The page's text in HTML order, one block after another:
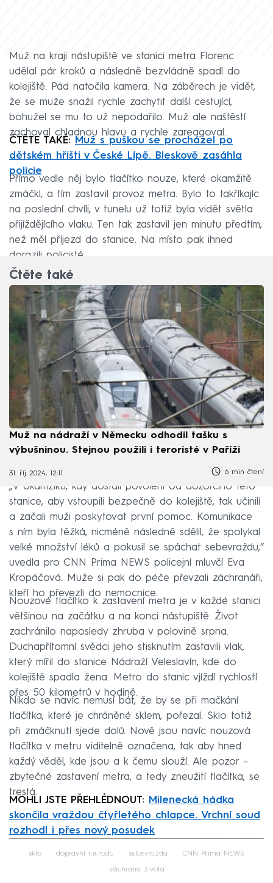
Muž na kraji nástupiště ve stanici metra Florenc
udělal pár kroků a následně bezvládně spadl do
kolejiště. Pád natočila kamera. Na záběrech je vidět,
že se muže snažil rychle zachytit další cestující,
bohužel se mu to už nepodařilo. Muž ale naštěstí
zachoval chladnou hlavu a rychle zareagoval.
ČTĚTE TAKÉ:
Muž s puškou se procházel po
dětském hřišti v České Lípě. Bleskově zasáhla
policie
Přímo vedle něj bylo tlačítko nouze, které okamžitě
zmáčkl, a tím zastavil provoz metra. Bylo to takříkajíc
na poslední chvíli, v tunelu už totiž byla vidět světla
přijíždějícího vlaku. Ten tak zastavil jen minutu předtím,
než měl příjezd do stanice. Na místo pak ihned
dorazili policisté.
Čtěte také
Muž na nádraží v Německu odhodil tašku s
výbušninou. Stejnou použili i teroristé v Paříži
31. říj 2024, 12:11 6 min čtení
„V okamžiku, kdy dostali povolení od dozorčího této
stanice, aby vstoupili bezpečně do kolejiště, tak učinili
a začali muži poskytovat první pomoc. Komunikace
s ním byla těžká, nicméně následně sdělil, že spolykal
velké množství léků a pokusil se spáchat sebevraždu,“
uvedla pro CNN Prima NEWS policejní mluvčí Eva
Kropáčová. Muže si pak do péče převzali záchranáři,
kteří ho převezli do nemocnice.
Nouzové tlačítko k zastavení metra je v každé stanici
většinou na začátku a na konci nástupiště. Život
zachránilo naposledy zhruba v polovině srpna.
Duchapřítomní svědci jeho stisknutím zastavili vlak,
který mířil do stanice Nádraží Veleslavín, kde do
kolejiště spadla žena. Metro do stanic vjíždí rychlostí
přes 50 kilometrů v hodině.
Nikdo se navíc nemusí bát, že by se při mačkání
tlačítka, které je chráněné sklem, pořezal. Sklo totiž
při zmáčknutí sjede dolů. Nově jsou navíc nouzová
tlačítka v metru viditelně označena, tak aby hned
každý věděl, kde jsou a k čemu slouží. Ale pozor –
zbytečné zastavení metra, a tedy zneužití tlačítka, se
trestá.
MOHLI JSTE PŘEHLÉDNOUT: Milenecká hádka
skončila vraždou čtyřletého chlapce. Vrchní soud
rozhodl i přes nový posudek
Failed to fetch
sklo dopravní nehoda sebevražda CNN Prima NEWS
záchrana života